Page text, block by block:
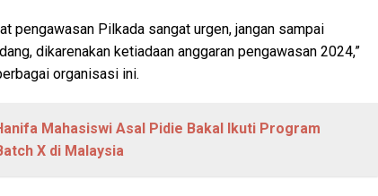
pengawasan Pilkada sangat urgen, jangan sampai
dikarenakan ketiadaan anggaran pengawasan 2024,”
organisasi ini.
Mahasiswi Asal Pidie Bakal Ikuti Program
X di Malaysia